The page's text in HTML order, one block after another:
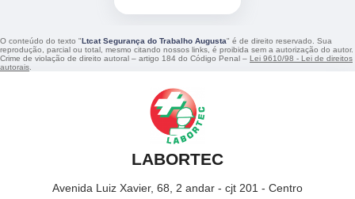
O conteúdo do texto " Ltcat Segurança do Trabalho Augusta" é de direito reservado. Sua
reprodução, parcial ou total, mesmo citando nossos links, é proibida sem a autorização do autor.
Crime de violação de direito autoral – artigo 184 do Código Penal – Lei 9610/98 - Lei de direitos
autorais.
LABORTEC
Avenida Luiz Xavier, 68, 2 andar - cjt 201 - Centro